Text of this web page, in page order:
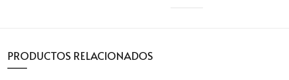
PRODUCTOS RELACIONADOS